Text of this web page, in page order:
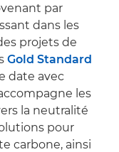
par
dans les
projets de
Gold Standard
date avec
les
la neutralité
pour
carbone, ainsi